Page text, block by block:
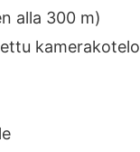
alla 300 m)
kamerakotelo